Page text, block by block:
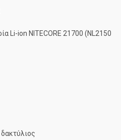
Li-ion NITECORE 21700 (NL2150